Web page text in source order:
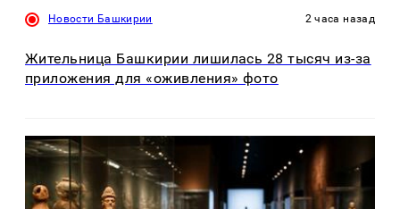
Новости Башкирии 2 часа назад
Жительница Башкирии лишилась 28 тысяч из-за
приложения для «оживления» фото